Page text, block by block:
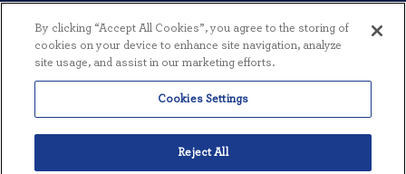
© 2026 MECO INCORPORATED. TODOS LOS DERECHOS RESERVADOS.
TÉRMINOS Y CONDICIONES | POLÍTICA DE PRIVACIDAD
CREADO POR THREESIXTYEIGHT
By clicking “Accept All Cookies”, you agree to the storing of
cookies on your device to enhance site navigation, analyze
site usage, and assist in our marketing efforts.
Cookies Settings
Reject All